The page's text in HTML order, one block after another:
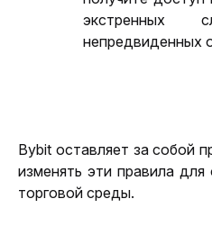
экстренных
непредвиденных
Bybit оставляет за собой
изменять эти правила для
торговой среды.